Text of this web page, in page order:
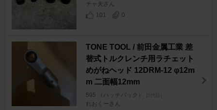
チャ夫さん
101
0
TONE TOOL / 前田金属工業 差
替式トルクレンチ用ラチェット
めがねヘッド 12DRM-12 φ12m
m 二面幅12mm
595 （ハッチバック） [2代目]
れおくーさん